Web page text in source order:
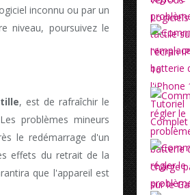
inconnu ou par un
niveau, poursuivez le
, est de rafraîchir le
problèmes mineurs
le redémarrage d'un
effets du retrait de la
que l'appareil est